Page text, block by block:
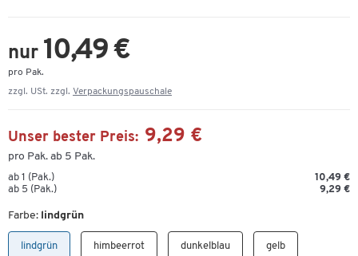
nur 10,49 €
pro Pak.
zzgl. USt. zzgl. Verpackungspauschale
Unser bester Preis: 9,29 €
pro Pak. ab 5 Pak.
ab 1 (Pak.)
10,49 €
ab 5 (Pak.)
9,29 €
Farbe: lindgrün
lindgrün himbeerrot dunkelblau gelb